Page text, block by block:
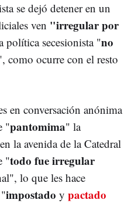
se dejó detener en un
ven "irregular por
política secesionista "no
como ocurre con el resto
en conversación anónima
"pantomima" la
en la avenida de la Catedral
"todo fue irregular
lo que les hace
impostado y pactado